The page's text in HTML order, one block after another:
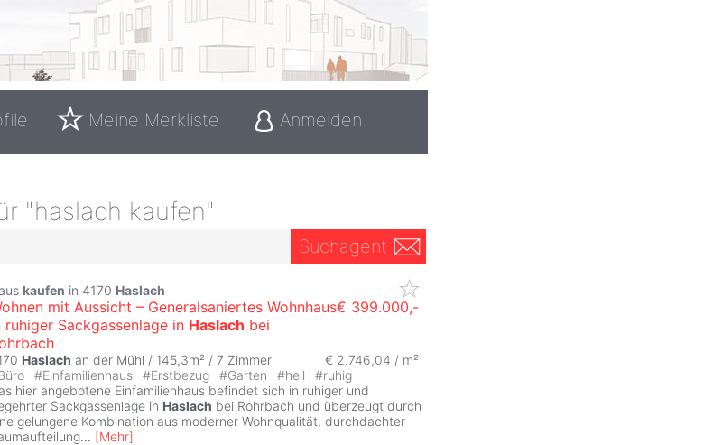
Meine Merkliste Anmelden
"haslach kaufen"
Suchagent
kaufen in 4170 Haslach
mit Aussicht – Generalsaniertes Wohnhaus
ruhiger Sackgassenlage in Haslach bei
€ 399.000,-
Haslach an der Mühl / 145,3m² / 7 Zimmer
€ 2.746,04 / m²
#Einfamilienhaus #Erstbezug #Garten #hell #ruhig
hier angebotene Einfamilienhaus befindet sich in ruhiger und
Sackgassenlage in Haslach bei Rohrbach und überzeugt durch
gelungene Kombination aus moderner Wohnqualität, durchdachter
... [Mehr]